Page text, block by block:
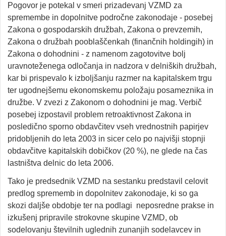
Pogovor je potekal v smeri prizadevanj VZMD za
spremembe in dopolnitve področne zakonodaje - posebej
Zakona o gospodarskih družbah, Zakona o prevzemih,
Zakona o družbah pooblaščenkah (finančnih holdingih) in
Zakona o dohodnini - z namenom zagotovitve bolj
uravnoteženega odločanja in nadzora v delniških družbah,
kar bi prispevalo k izboljšanju razmer na kapitalskem trgu
ter ugodnejšemu ekonomskemu položaju posameznika in
družbe. V zvezi z Zakonom o dohodnini je mag. Verbič
posebej izpostavil problem retroaktivnost Zakona in
posledično sporno obdavčitev vseh vrednostnih papirjev
pridobljenih do leta 2003 in sicer celo po najvišji stopnji
obdavčitve kapitalskih dobičkov (20 %), ne glede na čas
lastništva delnic do leta 2006.
Tako je predsednik VZMD na sestanku predstavil celovit
predlog sprememb in dopolnitev zakonodaje, ki so ga
skozi daljše obdobje ter na podlagi neposredne prakse in
izkušenj pripravile strokovne skupine VZMD, ob
sodelovanju številnih uglednih zunanjih sodelavcev in